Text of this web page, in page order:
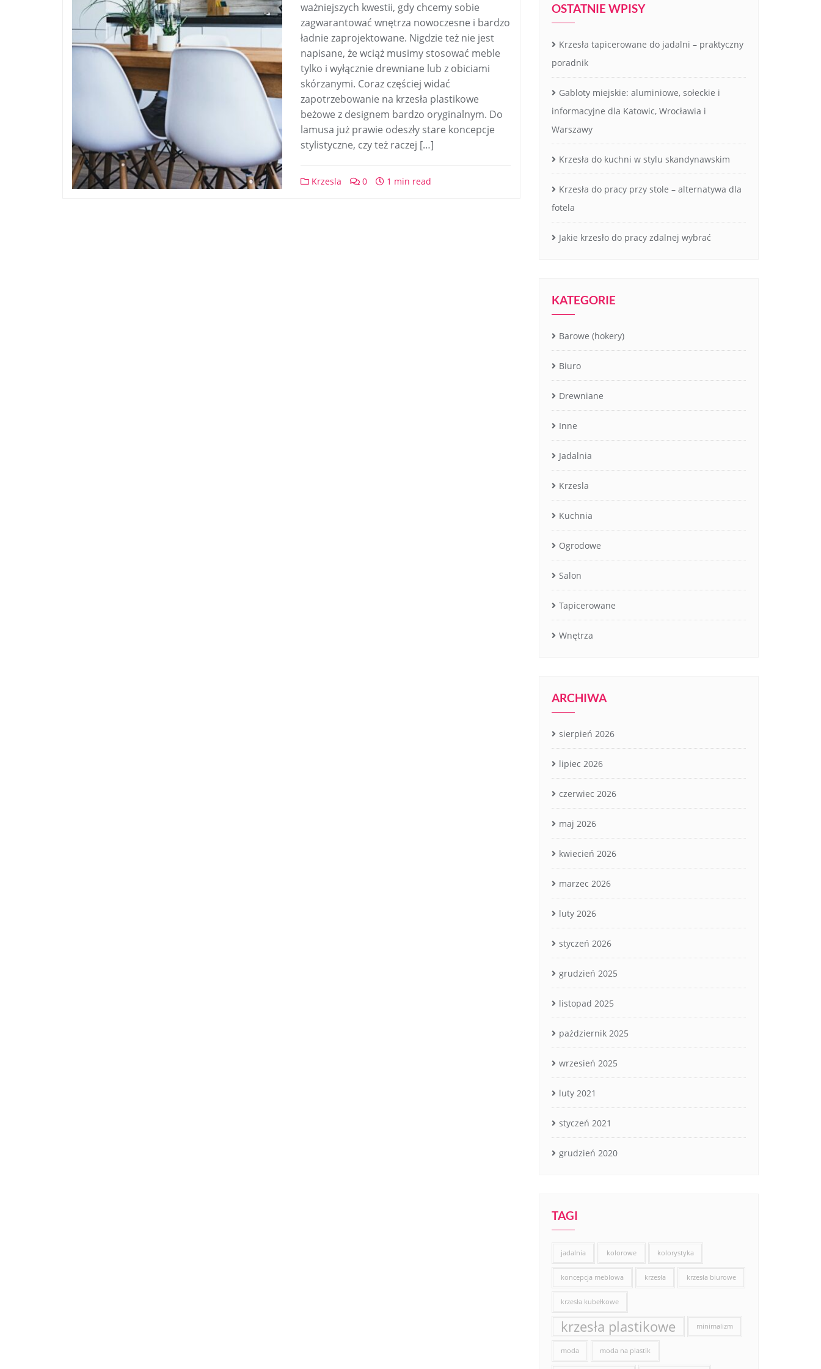
ważniejszych kwestii, gdy chcemy sobie
zagwarantować wnętrza nowoczesne i bardzo
ładnie zaprojektowane. Nigdzie też nie jest
napisane, że wciąż musimy stosować meble
tylko i wyłącznie drewniane lub z obiciami
skórzanymi. Coraz częściej widać
zapotrzebowanie na krzesła plastikowe
beżowe z designem bardzo oryginalnym. Do
lamusa już prawie odeszły stare koncepcje
stylistyczne, czy też raczej […]
Krzesla 0 1 min read
OSTATNIE WPISY
Krzesła tapicerowane do jadalni – praktyczny
poradnik
Gabloty miejskie: aluminiowe, sołeckie i
informacyjne dla Katowic, Wrocławia i
Warszawy
Krzesła do kuchni w stylu skandynawskim
Krzesła do pracy przy stole – alternatywa dla
fotela
Jakie krzesło do pracy zdalnej wybrać
KATEGORIE
Barowe (hokery)
Biuro
Drewniane
Inne
Jadalnia
Krzesla
Kuchnia
Ogrodowe
Salon
Tapicerowane
Wnętrza
ARCHIWA
sierpień 2026
lipiec 2026
czerwiec 2026
maj 2026
kwiecień 2026
marzec 2026
luty 2026
styczeń 2026
grudzień 2025
listopad 2025
październik 2025
wrzesień 2025
luty 2021
styczeń 2021
grudzień 2020
TAGI
jadalnia kolorowe kolorystyka
koncepcja meblowa krzesła krzesła biurowe
krzesła kubełkowe
krzesła plastikowe minimalizm
moda moda na plastik